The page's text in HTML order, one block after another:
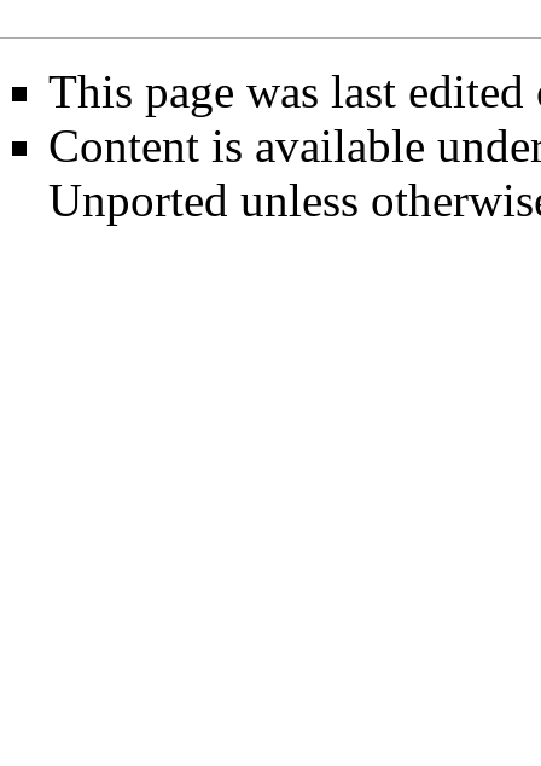
This page was last
Content is available
Unported unless